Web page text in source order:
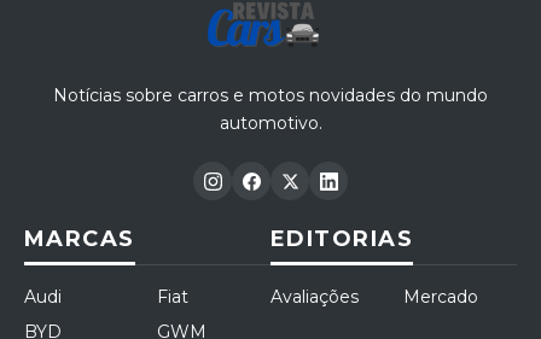
Notícias sobre carros e motos novidades do mundo
automotivo.
MARCAS
Audi
BYD
Fiat
GWM
EDITORIAS
Avaliações Mercado